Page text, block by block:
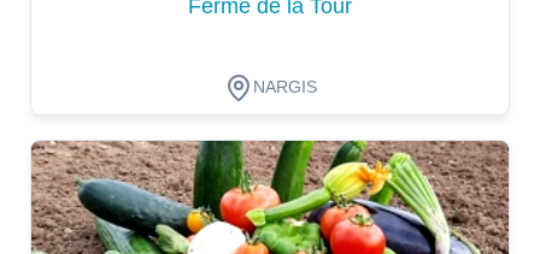
Ferme de la Tour
NARGIS
Dégustation